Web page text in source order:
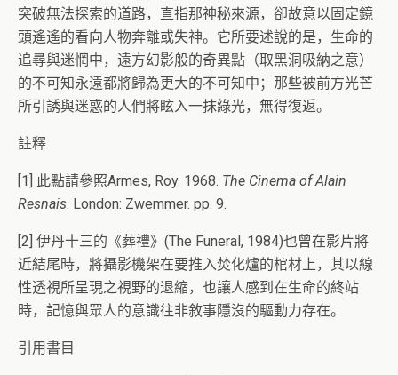
突破無法探索的道路，直指那神秘來源，卻故意以固定鏡
頭遙遙的看向人物奔離或失神。它所要述說的是，生命的
追尋與迷惘中，遠方幻影般的奇異點（取黑洞吸納之意）
的不可知永遠都將歸為更大的不可知中；那些被前方光芒
所引誘與迷惑的人們將眩入一抹綠光，無得復返。
註釋
[1] 此點請參照Armes, Roy. 1968. The Cinema of Alain
Resnais. London: Zwemmer. pp. 9.
[2] 伊丹十三的《葬禮》(The Funeral, 1984)也曾在影片將
近結尾時，將攝影機架在要推入焚化爐的棺材上，其以線
性透視所呈現之視野的退縮，也讓人感到在生命的終站
時，記憶與眾人的意識往非敘事隱沒的驅動力存在。
引用書目